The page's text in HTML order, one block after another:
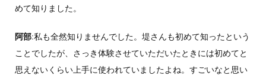
めて知りました。
阿部:私も全然知りませんでした。堤さんも初めて知ったという
ことでしたが、さっき体験させていただいたときには初めてと
思えないくらい上手に使われていましたよね。すごいなと思い